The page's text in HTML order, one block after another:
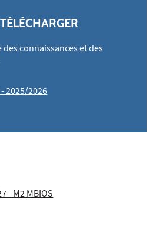
connaissances et des
- 2025/2026
- M2 MBIOS